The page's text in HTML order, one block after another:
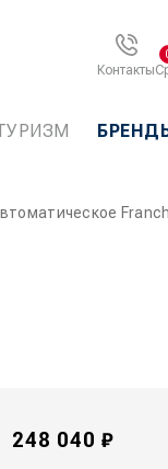
Контакты
248 040 ₽